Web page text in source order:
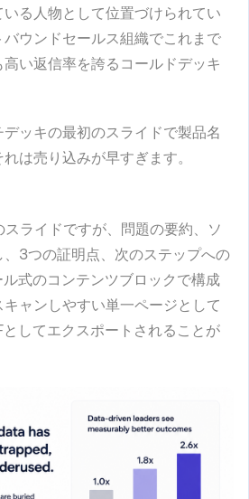
る人物として位置づけられてい
バウンドセールス組織でこれまで
い返信率を誇るコールドデッキ
ッキの最初のスライドで製品名
は売り込みが早すぎます。
スライドですが、問題の要約、ソ
、3つの証明点、次のステップへの
式のコンテンツブロックで構成
ャンしやすい単一ページとして
してエクスポートされることが